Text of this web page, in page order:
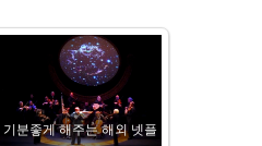
기분좋게 해주는 해외 넷플